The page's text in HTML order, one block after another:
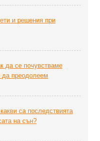
и решения при
да се почувстваме
да преодолеем
са последствията
на сън?